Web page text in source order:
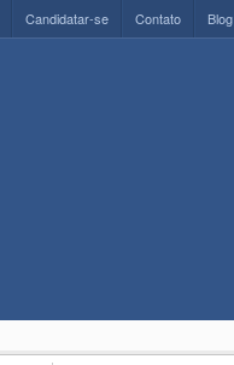
Candidatar-se Contato Blog